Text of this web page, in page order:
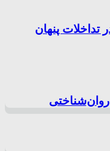
تداخلات پنهان
روان‌شناختی